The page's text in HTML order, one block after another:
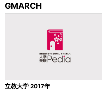
GMARCH
立教大学 2017年